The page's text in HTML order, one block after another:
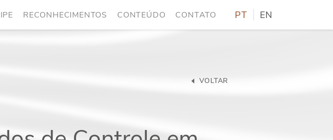
RECONHECIMENTOS CONTEÚDO CONTATO PT EN
VOLTAR